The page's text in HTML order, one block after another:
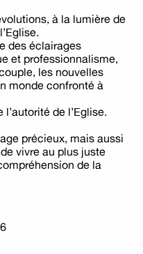
à la lumière de
des éclairages
et professionnalisme,
les nouvelles
monde confronté à
de l’Eglise.
précieux, mais aussi
vivre au plus juste
de la